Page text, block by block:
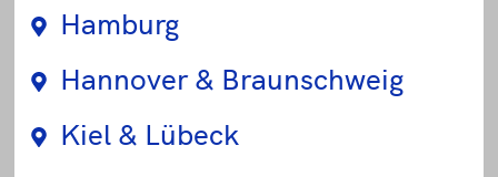
Hamburg
Hannover & Braunschweig
Kiel & Lübeck